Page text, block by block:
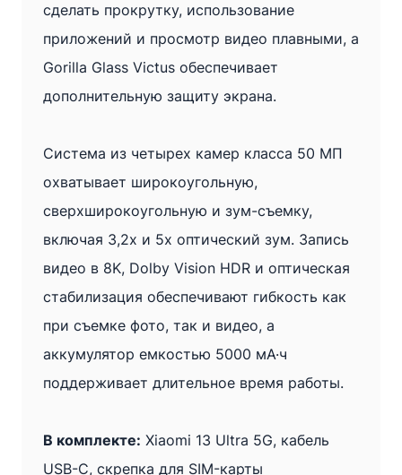
сделать прокрутку, использование
приложений и просмотр видео плавными, а
Gorilla Glass Victus обеспечивает
дополнительную защиту экрана.
Система из четырех камер класса 50 МП
охватывает широкоугольную,
сверхширокоугольную и зум-съемку,
включая 3,2x и 5x оптический зум. Запись
видео в 8K, Dolby Vision HDR и оптическая
стабилизация обеспечивают гибкость как
при съемке фото, так и видео, а
аккумулятор емкостью 5000 мА·ч
поддерживает длительное время работы.
В комплекте: Xiaomi 13 Ultra 5G, кабель
USB-C, скрепка для SIM-карты